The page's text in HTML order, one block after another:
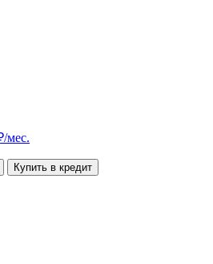
мес.
Купить в кредит